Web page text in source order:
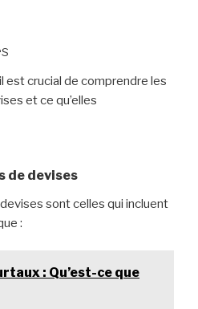
est crucial de comprendre les
et ce qu’elles
de devises
sont celles qui incluent
:
: Qu’est-ce que